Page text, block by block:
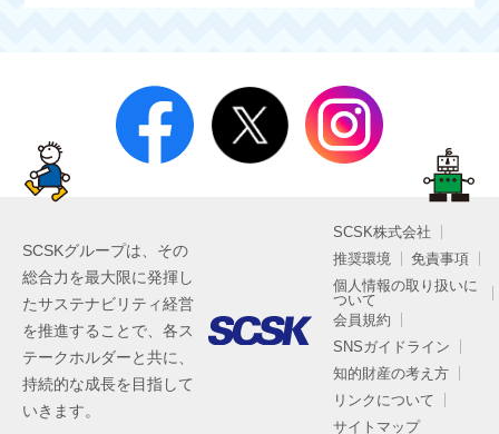
SCSKグループは、その
総合力を最大限に発揮し
たサステナビリティ経営
を推進することで、各ス
テークホルダーと共に、
持続的な成長を目指して
いきます。
SCSK株式会社
推奨環境
免責事項
個人情報の取り扱いに
ついて
会員規約
SNSガイドライン
知的財産の考え方
リンクについて
サイトマップ